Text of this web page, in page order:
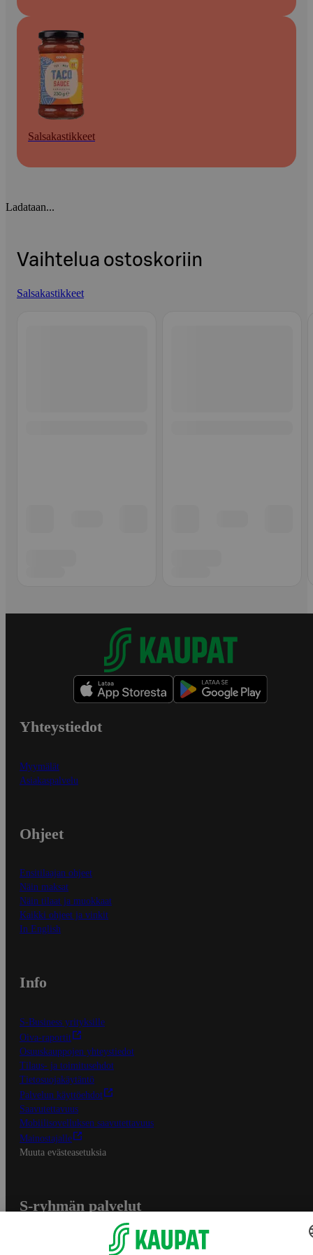
Salsakastikkeet
Ladataan...
Vaihtelua ostoskoriin
Salsakastikkeet
Yhteystiedot
Myymälät
Asiakaspalvelu
Ohjeet
Ensitilaajan ohjeet
Näin maksat
Näin tilaat ja muokkaat
Kaikki ohjeet ja vinkit
In English
Info
S-Business yrityksille
Oiva-raportit
Osuuskauppojen yhteystiedot
Tilaus- ja toimitusehdot
Tietosuojakäytäntö
Palvelun käyttöehdot
Saavutettavuus
Mobiilisovelluksen saavutettavuus
Mainostajalle
Muuta evästeasetuksia
S-ryhmän palvelut